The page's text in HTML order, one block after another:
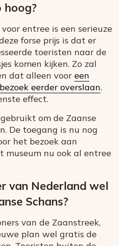
hoog?
entree is een serieuze
forse prijs is dat er
toeristen naar de
komen kijken. Zo zal
dat alleen voor een
eerder overslaan.
effect.
om de Zaanse
De toegang is nu nog
het bezoek aan
museum nu ook al entree
van Nederland wel
Schans?
van de Zaanstreek,
plan wel gratis de